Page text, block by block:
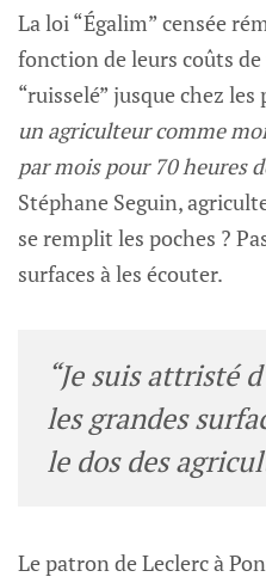
La loi “Égalim” censée
fonction de leurs coûts de
“ruisselé” jusque chez les
un agriculteur comme
par mois pour 70 heures
Stéphane Seguin,
se remplit les poches ?
surfaces à les écouter.
“Je suis attristé
les grandes
le dos des
Le patron de Leclerc à